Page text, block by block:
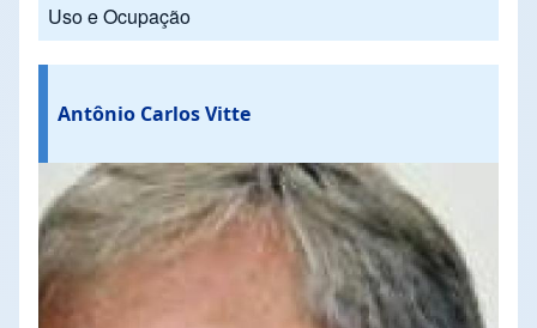
Uso e Ocupação
Antônio Carlos Vitte